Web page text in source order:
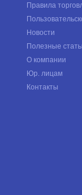
Правила
Новости
Полезные
О компании
Юр. лицам
Контакты